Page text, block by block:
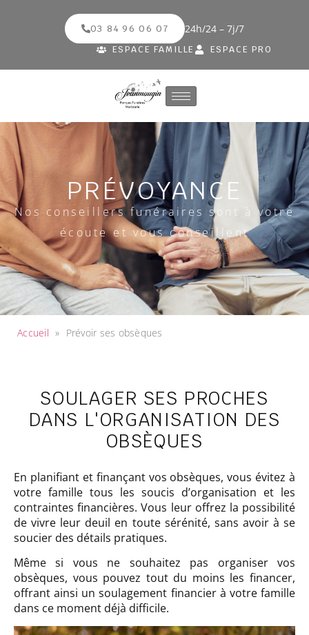
03 84 96 06 07 24h/24 – 7j/7
ESPACE FAMILLE ESPACE PRO
PRÉVOYANCE
Nos conseillers funéraires sont à votre
écoute et vous conseillent
Accueil » Prévoir ses obsèques
SOULAGER SES PROCHES
DANS L'ORGANISATION DES
OBSÈQUES
En planifiant et finançant vos obsèques, vous évitez à
votre famille tous les soucis d’organisation et les
contraintes financières. Vous leur offrez la possibilité
de vivre leur deuil en toute sérénité, sans avoir à se
soucier des détails pratiques.
Même si vous ne souhaitez pas organiser vos
obsèques, vous pouvez tout du moins les financer,
offrant ainsi un soulagement financier à votre famille
dans ce moment déjà difficile.